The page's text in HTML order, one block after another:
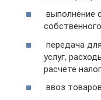
выполнение
передача
услуг,
расчёте
ввоз